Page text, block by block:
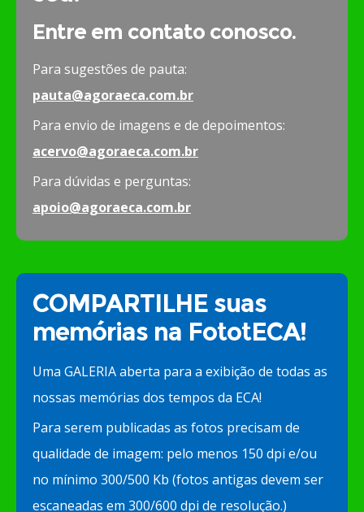
Entre em contato conosco.
Para sugestões de pauta:
pauta@agoraeca.com.br
Para envio de imagens e de depoimentos:
acervo@agoraeca.com.br
Para dúvidas e perguntas:
apoio@agoraeca.com.br
COMPARTILHE suas
memórias na FototECA!
Uma GALERIA aberta para a exibição de todas as
nossas memórias dos tempos da ECA!
Para serem publicadas as fotos precisam de
qualidade de imagem: pelo menos 150 dpi e/ou
no mínimo 300/500 Kb (fotos antigas devem ser
escaneadas em 300/600 dpi de resolução.)